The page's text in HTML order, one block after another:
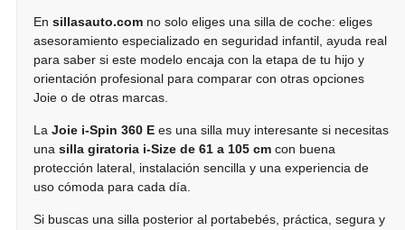
En sillasauto.com no solo eliges una silla de coche: eliges
asesoramiento especializado en seguridad infantil, ayuda real
para saber si este modelo encaja con la etapa de tu hijo y
orientación profesional para comparar con otras opciones
Joie o de otras marcas.
La Joie i-Spin 360 E es una silla muy interesante si necesitas
una silla giratoria i-Size de 61 a 105 cm con buena
protección lateral, instalación sencilla y una experiencia de
uso cómoda para cada día.
Si buscas una silla posterior al portabebés, práctica, segura y